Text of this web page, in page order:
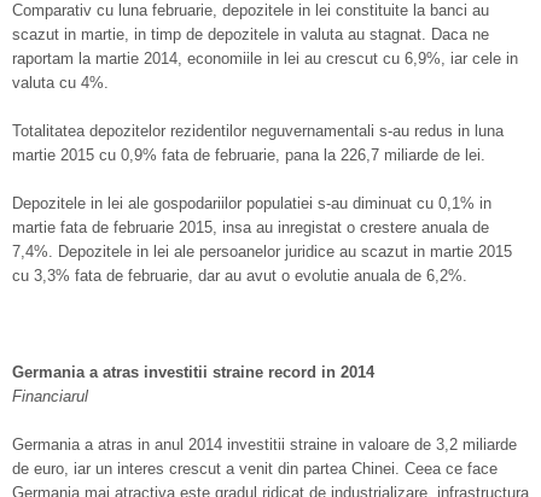
Comparativ cu luna februarie, depozitele in lei constituite la banci au
scazut in martie, in timp de depozitele in valuta au stagnat. Daca ne
raportam la martie 2014, economiile in lei au crescut cu 6,9%, iar cele in
valuta cu 4%.
Totalitatea depozitelor rezidentilor neguvernamentali s-au redus in luna
martie 2015 cu 0,9% fata de februarie, pana la 226,7 miliarde de lei.
Depozitele in lei ale gospodariilor populatiei s-au diminuat cu 0,1% in
martie fata de februarie 2015, insa au inregistat o crestere anuala de
7,4%. Depozitele in lei ale persoanelor juridice au scazut in martie 2015
cu 3,3% fata de februarie, dar au avut o evolutie anuala de 6,2%.
Germania a atras investitii straine record in 2014
Financiarul
Germania a atras in anul 2014 investitii straine in valoare de 3,2 miliarde
de euro, iar un interes crescut a venit din partea Chinei. Ceea ce face
Germania mai atractiva este gradul ridicat de industrializare, infrastructura